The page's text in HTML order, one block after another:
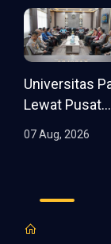
Universitas
Lewat Pusat...
07 Aug, 2026